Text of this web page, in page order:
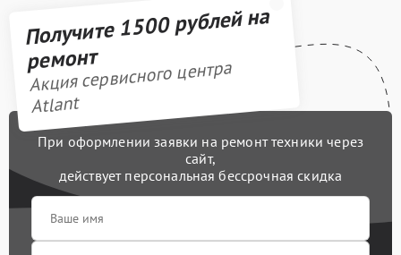
Получите 1500 рублей на
ремонт
Акция сервисного центра
Atlant
При оформлении заявки на ремонт техники через
сайт,
действует персональная бессрочная скидка